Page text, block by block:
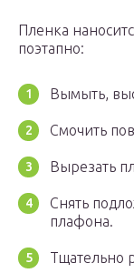
Пленка
поэтапно:
Вымыть,
Смочить
Вырезать
Снять
плафона.
Тщательно